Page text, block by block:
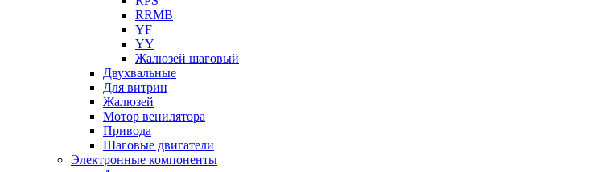
RRMB
YF
YY
Жалюзей шаговый
Двухвальные
Для витрин
Жалюзей
Мотор венилятора
Привода
Шаговые двигатели
Электронные компоненты